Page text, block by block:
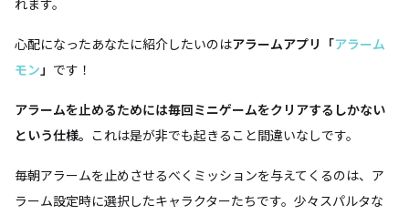
心配になったあなたに紹介したいのはアラームアプリ「アラーム
モン 」 です！
アラームを止めるためには毎回ミニゲームをクリアするしかない
という仕様。 これは是が非でも起きること間違いなしです。
毎朝アラームを止めさせるべくミッションを与えてくるのは、ア
ラーム設定時に選択したキャラクターたちです。少々スパルタな